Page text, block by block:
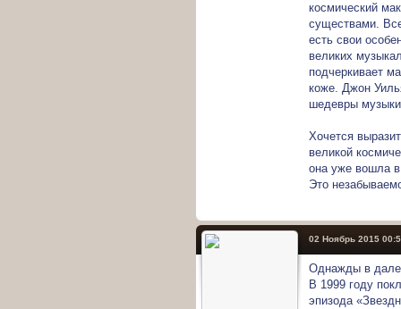
космический
существами.
есть свои
великих
подчеркивает
коже. Джон
шедевры
Хочется
великой
она уже вошла
Это
02 Ноябрь 2015
Однажды в
В 1999 году
эпизода